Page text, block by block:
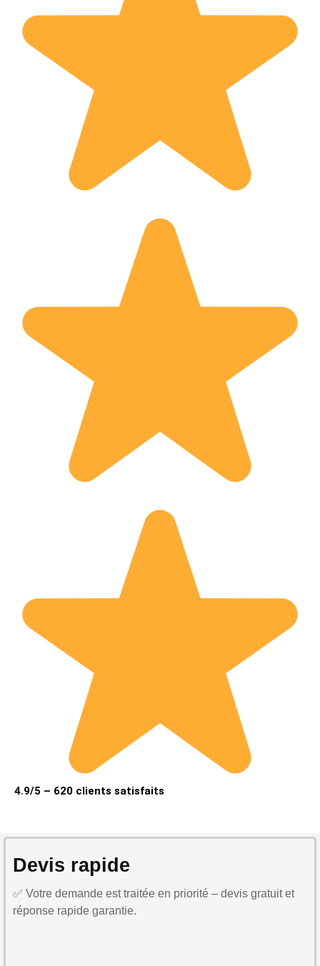
4.9/5 – 620 clients satisfaits
Devis rapide
✅ Votre demande est traitée en priorité – devis gratuit et
réponse rapide garantie.